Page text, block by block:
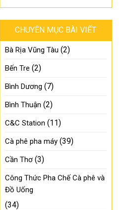
CHUYÊN MỤC BÀI VIẾT
Bà Rịa Vũng Tàu (2)
Bến Tre (2)
Bình Dương (7)
Bình Thuận (2)
C&C Station (11)
Cà phê pha máy (39)
Cần Thơ (3)
Công Thức Pha Chế Cà phê và
Đồ Uống
(34)